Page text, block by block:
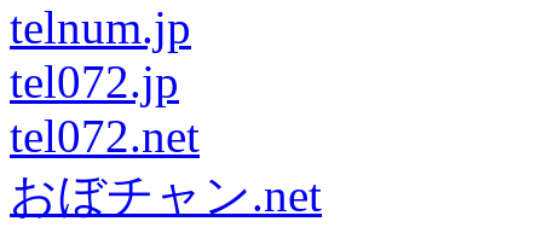
telnum.jp
tel072.jp
tel072.net
おぼチャン.net